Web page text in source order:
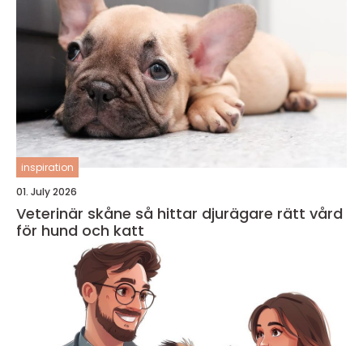
inspiration
01. July 2026
Veterinär skåne så hittar djurägare rätt vård
för hund och katt